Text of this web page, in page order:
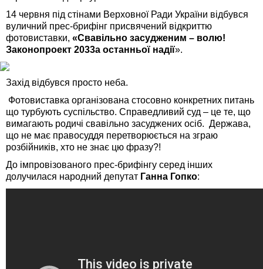
14 червня під стінами Верховної Ради України відбувся
вуличний прес-брифінг присвячений відкриттю
фотовиставки, «Свавільно засудженим – волю!
Законопроект 2033а останньої надії».
Захід відбувся просто неба.
Фотовиставка організована стосовно конкретних питань
що турбують суспільство. Справедливий суд – це те, що
вимагають родичі свавільно засуджених осіб. Держава,
що не має правосуддя перетворюється на зграю
розбійників, хто не знає цю фразу?!
До імпровізованого прес-брифінгу серед інших
долучилася народний депутат Ганна Гопко: